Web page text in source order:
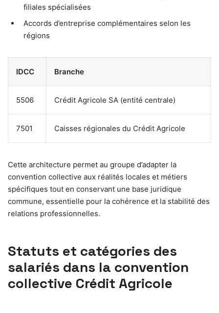
filiales spécialisées
Accords d’entreprise complémentaires selon les
régions
IDCC Branche
5506 Crédit Agricole SA (entité centrale)
7501 Caisses régionales du Crédit Agricole
Cette architecture permet au groupe d’adapter la
convention collective aux réalités locales et métiers
spécifiques tout en conservant une base juridique
commune, essentielle pour la cohérence et la stabilité des
relations professionnelles.
Statuts et catégories des
salariés dans la convention
collective Crédit Agricole